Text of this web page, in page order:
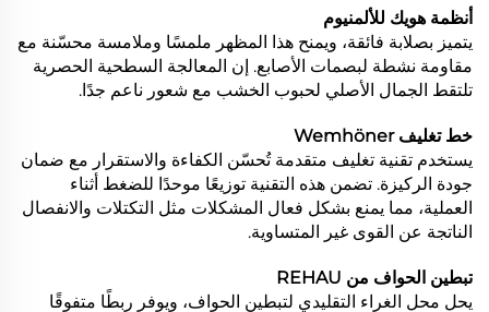
أنظمة هويك للألمنيوم
يتميز بصلابة فائقة، ويمنح هذا المظهر ملمسًا وملامسة محسّنة مع
مقاومة نشطة لبصمات الأصابع. إن المعالجة السطحية الحصرية
تلتقط الجمال الأصلي لحبوب الخشب مع شعور ناعم جدًا.
خط تغليف Wemhöner
يستخدم تقنية تغليف متقدمة تُحسّن الكفاءة والاستقرار مع ضمان
جودة الركيزة. تضمن هذه التقنية توزيعًا موحدًا للضغط أثناء
العملية، مما يمنع بشكل فعال المشكلات مثل التكتلات والانفصال
الناتجة عن القوى غير المتساوية.
تبطين الحواف من REHAU
يحل محل الغراء التقليدي لتبطين الحواف، ويوفر ربطًا متفوقًا